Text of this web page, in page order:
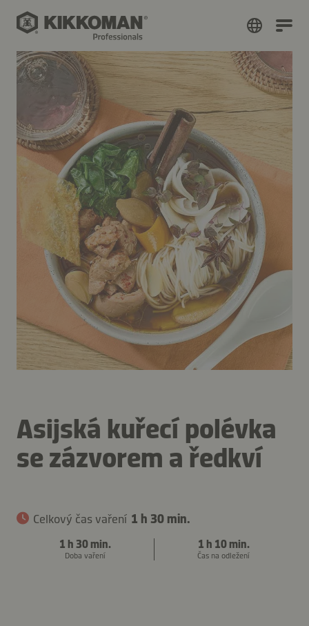
Asijská kuřecí polévka
se zázvorem a ředkví
Celkový čas vaření 1 h 30 min.
1 h 30 min.
Doba vaření
1 h 10 min.
Čas na odležení